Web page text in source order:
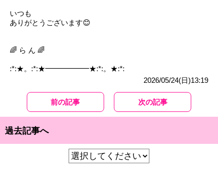
いつも
ありがとうございます😊
🌈 ら ん 🌈
:*:★。:*:★━━━━━━★:*:。★:*:
2026/05/24(日)13:19
前の記事 次の記事
過去記事へ